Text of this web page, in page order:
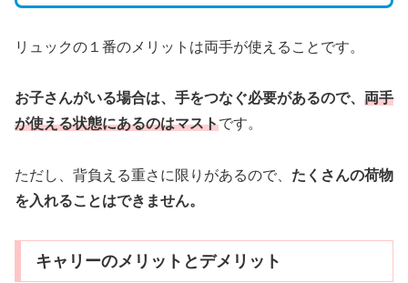
リュックの１番のメリットは両手が使えることです。
お子さんがいる場合は、手をつなぐ必要があるので、 両手
が使える状態にあるのはマストです。
ただし、背負える重さに限りがあるので、 たくさんの荷物
を入れることはできません。
キャリーのメリットとデメリット